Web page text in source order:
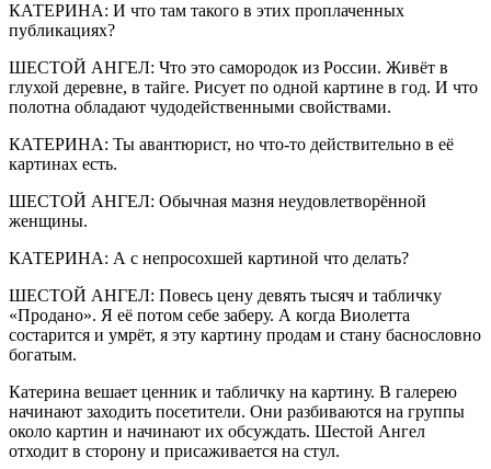
КАТЕРИНА: И что там такого в этих проплаченных
публикациях?
ШЕСТОЙ АНГЕЛ: Что это самородок из России. Живёт в
глухой деревне, в тайге. Рисует по одной картине в год. И что
полотна обладают чудодейственными свойствами.
КАТЕРИНА: Ты авантюрист, но что-то действительно в её
картинах есть.
ШЕСТОЙ АНГЕЛ: Обычная мазня неудовлетворённой
женщины.
КАТЕРИНА: А с непросохшей картиной что делать?
ШЕСТОЙ АНГЕЛ: Повесь цену девять тысяч и табличку
«Продано». Я её потом себе заберу. А когда Виолетта
состарится и умрёт, я эту картину продам и стану баснословно
богатым.
Катерина вешает ценник и табличку на картину. В галерею
начинают заходить посетители. Они разбиваются на группы
около картин и начинают их обсуждать. Шестой Ангел
отходит в сторону и присаживается на стул.